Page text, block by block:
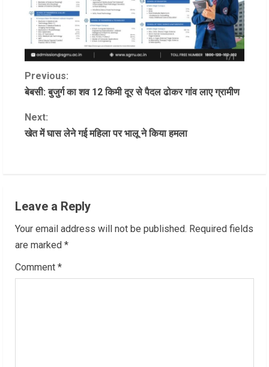
C
n
n
u
e
R
Previous:
बेबसी: बुजुर्ग का शव 12 किमी दूर से पैदल ढोकर गांव लाए ग्रामीण
Next:
खेत में घास लेने गई महिला पर भालू ने किया हमला
Leave a Reply
Your email address will not be published. Required fields
are marked *
Comment *